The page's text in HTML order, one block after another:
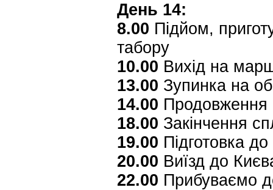
День 14:
8.00 Підйом,
табору
10.00 Вихід на
13.00 Зупинка на
14.00
18.00 Закінчення
19.00 Підготовка до
20.00 Виїзд до
22.00 Прибуваємо